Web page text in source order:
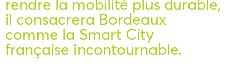
il consacrera Bordeaux
comme la Smart City
française incontournable.